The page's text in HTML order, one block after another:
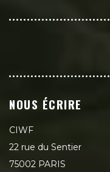
NOUS ÉCRIRE
CIWF
22 rue du Sentier
75002 PARIS